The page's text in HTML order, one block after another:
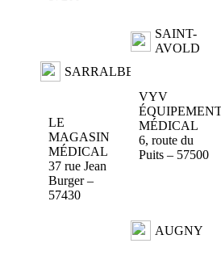
SARRALBE
LE
MAGASIN
MÉDICAL
37 rue Jean
Burger –
57430
SAINT-
AVOLD
VYV
MÉDICAL
6, route du
Puits – 57500
AUGNY